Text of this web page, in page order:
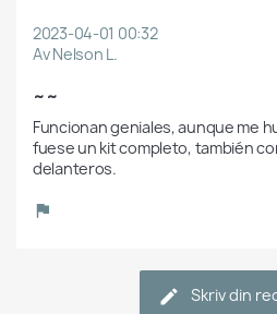
2023-04-01 00:32
Av Nelson L.
~~
Funcionan geniales, aunque me
fuese un kit completo, también
delanteros.
Skriv din